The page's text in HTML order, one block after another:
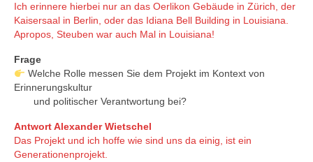
Ich erinnere hierbei nur an das Oerlikon Gebäude in Zürich, der
Kaisersaal in Berlin, oder das Idiana Bell Building in Louisiana.
Apropos, Steuben war auch Mal in Louisiana!
Frage
Welche Rolle messen Sie dem Projekt im Kontext von
Erinnerungskultur
und politischer Verantwortung bei?
Antwort Alexander Wietschel
Das Projekt und ich hoffe wie sind uns da einig, ist ein
Generationenprojekt.